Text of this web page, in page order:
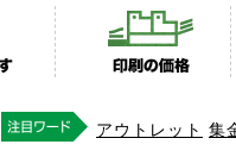
アウトレット 集